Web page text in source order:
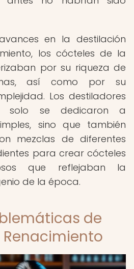
en la destilación
los cócteles de la
por su riqueza de
así como por su
Los destiladores
solo se dedicaron a
sino que también
mezclas de diferentes
para crear cócteles
que reflejaban la
de la época.
de